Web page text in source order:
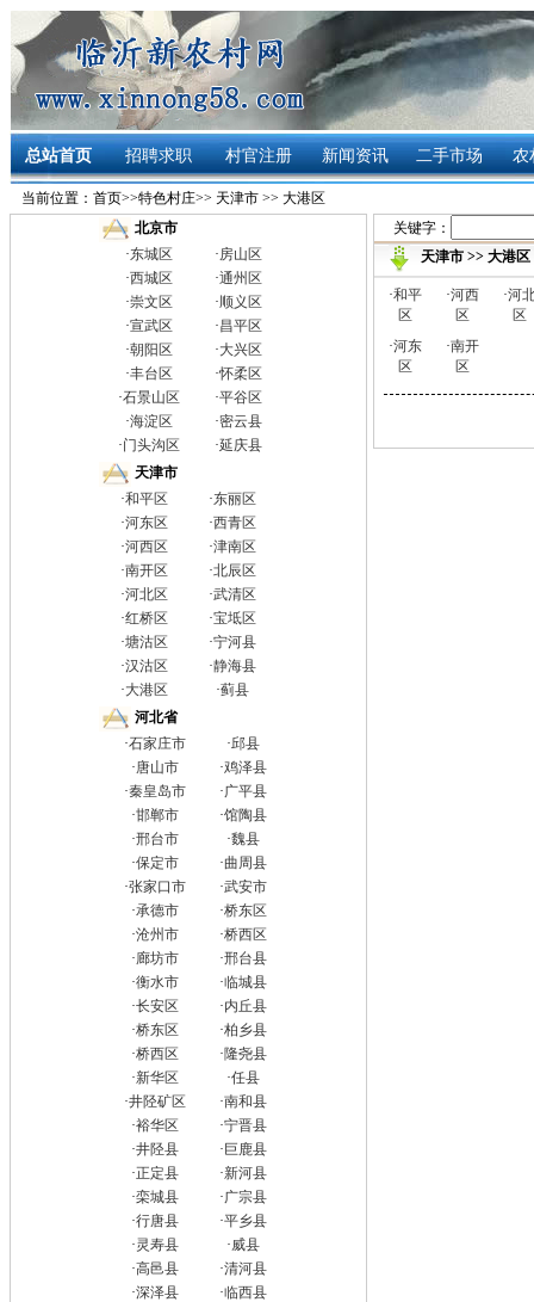
总站首页 招聘求职 村官注册 新闻资讯 二手市场 农
当前位置： 首页>>特色村庄>> 天津市 >> 大港区
北京市
·东城区 ·房山区
·西城区 ·通州区
·崇文区 ·顺义区
·宣武区 ·昌平区
·朝阳区 ·大兴区
·丰台区 ·怀柔区
·石景山区 ·平谷区
·海淀区 ·密云县
·门头沟区 ·延庆县
天津市
·和平区 ·东丽区
·河东区 ·西青区
·河西区 ·津南区
·南开区 ·北辰区
·河北区 ·武清区
·红桥区 ·宝坻区
·塘沽区 ·宁河县
·汉沽区 ·静海县
·大港区 ·蓟县
河北省
·石家庄市 ·邱县
·唐山市 ·鸡泽县
·秦皇岛市 ·广平县
·邯郸市 ·馆陶县
·邢台市 ·魏县
·保定市 ·曲周县
·张家口市 ·武安市
·承德市 ·桥东区
·沧州市 ·桥西区
·廊坊市 ·邢台县
·衡水市 ·临城县
·长安区 ·内丘县
·桥东区 ·柏乡县
·桥西区 ·隆尧县
·新华区 ·任县
·井陉矿区 ·南和县
·裕华区 ·宁晋县
·井陉县 · 巨鹿县
·正定县 ·新河县
·栾城县 ·广宗县
·行唐县 ·平乡县
·灵寿县 ·威县
·高邑县 ·清河县
·深泽县 ·临西县
关键字：
天津市 >> 大港区
·和平
区
·河西
区
·河
区
·河东
区
·南开
区